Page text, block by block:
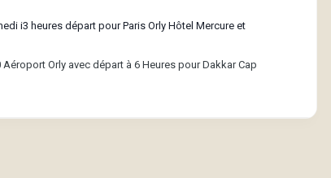
i3 heures départ pour Paris Orly Hôtel Mercure et
Orly avec départ à 6 Heures pour Dakkar Cap